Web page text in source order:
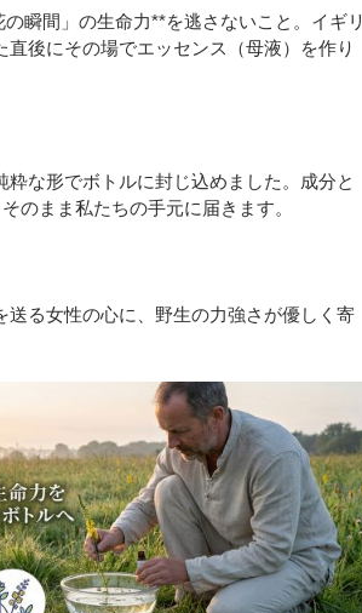
瞬間」の生命力**を逃さないこと。イギリ
後にその場でエッセンス（母液）を作り
な形でボトルに封じ込めました。成分と
のまま私たちの手元に届きます。
る女性の心に、野生の力強さが優しく寄